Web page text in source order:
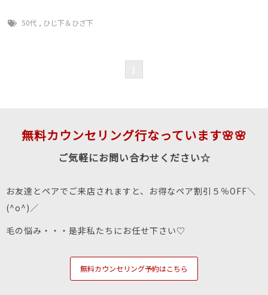
50代 , ひじ下＆ひざ下
無料カウンセリング行なっています🌸🌸
ご気軽にお問い合わせください☆
お友達とペアでご来店されますと、お得なペア割引５％OFF＼
(^o^)／
毛の悩み・・・是非私たちにお任せ下さい♡
無料カウンセリング予約はこちら